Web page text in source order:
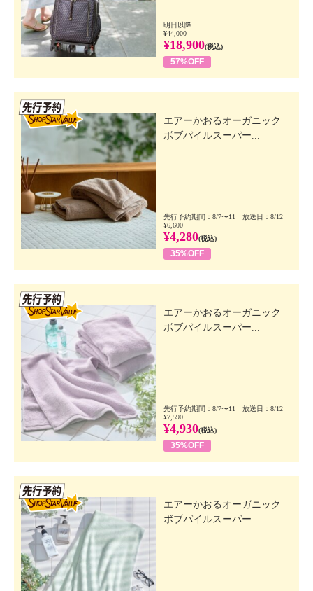
明日以降
¥44,000
¥18,900(税込)
57%OFF
エアーかおるオーガニック
ボブパイルスーパー...
先行予約期間：8/7〜11 放送日：8/12
¥6,600
¥4,280(税込)
35%OFF
エアーかおるオーガニック
ボブパイルスーパー...
先行予約期間：8/7〜11 放送日：8/12
¥7,590
¥4,930(税込)
35%OFF
エアーかおるオーガニック
ボブパイルスーパー...